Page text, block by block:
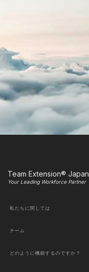
Team Extension® Japan
Your Leading Workforce Partner
私たちに関しては
チーム
どのように機能するのですか？